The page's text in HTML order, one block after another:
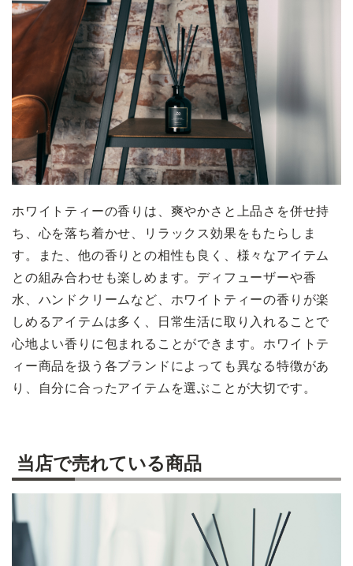
ホワイトティーの香りは、爽やかさと上品さを併せ持
ち、心を落ち着かせ、リラックス効果をもたらしま
す。また、他の香りとの相性も良く、様々なアイテム
との組み合わせも楽しめます。ディフューザーや香
水、ハンドクリームなど、ホワイトティーの香りが楽
しめるアイテムは多く、日常生活に取り入れることで
心地よい香りに包まれることができます。ホワイトテ
ィー商品を扱う各ブランドによっても異なる特徴があ
り、自分に合ったアイテムを選ぶことが大切です。
当店で売れている商品